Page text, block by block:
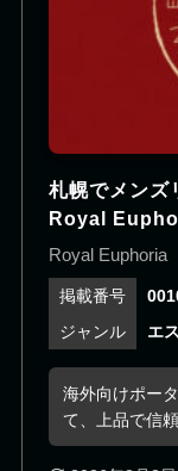
札幌でメンズ
Royal
ラピストが在
Royal Euphoria
エ
海外向けポー
て、上品で信
Royal